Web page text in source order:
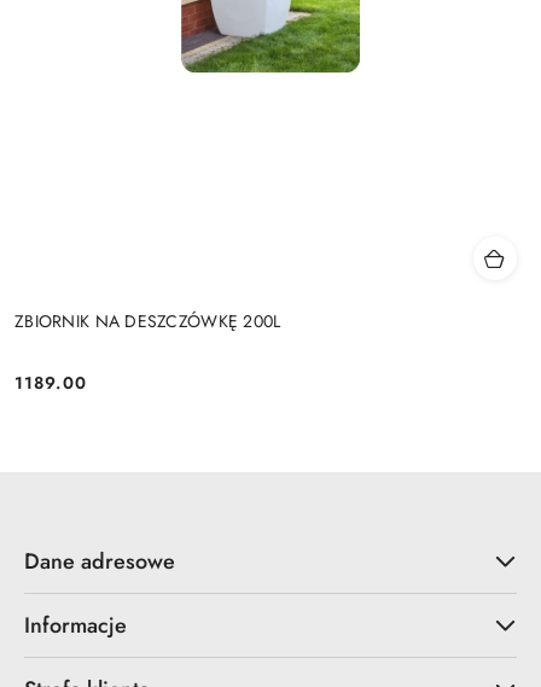
ZBIORNIK NA DESZCZÓWKĘ 200L
Cena:
1189.00
Dane adresowe
Informacje